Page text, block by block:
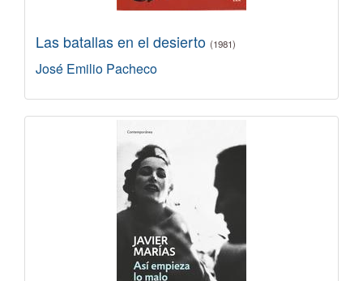
Las batallas en el desierto (1981)
José Emilio Pacheco